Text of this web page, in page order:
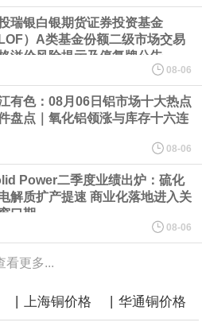
国DAX指数跌0.29%，英国富时100指数涨
数涨0.03%，欧洲斯托克50指数跌0.15%，
0.18%。
，现报16574.100美元/吨。
3.1%，预期 3.1%，前值 3.1%。瑞士7月未
3%，前值 2.9%。
连续涨3.44%，焦炭连续涨2.72%，铁矿石连续
2.62%，白银连续涨2.61%。
瑞银白银期货证券投资基金
LOF）A类基金份额二级市场交易
溢价风险提示及停复牌公告
08-06
有色：08月06日铝市场十大热点
盘点｜氧化铝领涨与库存十六连
08-06
Power二季度业绩出炉：硫化
解质扩产提速 商业化落地进入关
口期
08-06
看更多...
| 上海铜价格 | 华通铜价格